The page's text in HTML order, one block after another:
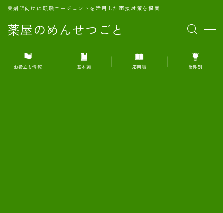
薬屋のめんせつごと
薬剤師向けに転職エージェントを活用した面接対策を提案
MENU
1.転職エージェントとは何か？
お役立ち情報 基本編 応用編 業界別